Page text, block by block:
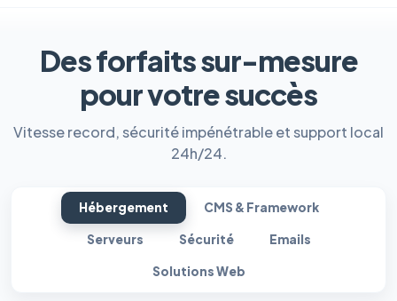
Des forfaits sur-mesure
pour votre succès
Vitesse record, sécurité impénétrable et support local
24h/24.
Hébergement CMS & Framework
Serveurs Sécurité Emails
Solutions Web